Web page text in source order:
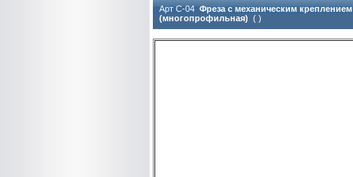
Арт C-04 Фреза с механическим
(многопрофильная) ( )